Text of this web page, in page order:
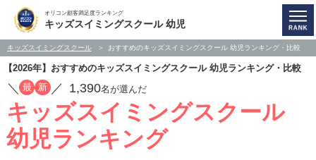
オリコン顧客満足度ランキング
キッズスイミングスクール 幼児
キッズスイミングスクール おすすめのキッズスイミングスクール 幼児ランキング・比較
【2026年】おすすめのキッズスイミングスクール 幼児ランキング・比較
／ 最 新 ／ 1,390名が選んだ
キッズスイミングスクール
幼児ランキング